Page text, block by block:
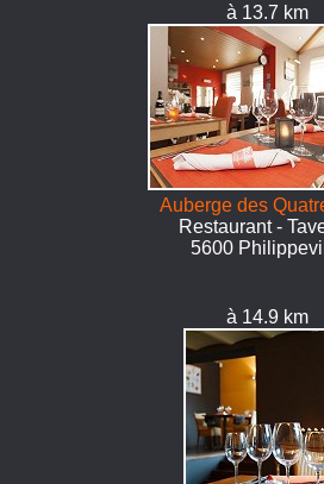
à 13.7 km
Auberge des
Restaurant -
5600
à 14.9 km